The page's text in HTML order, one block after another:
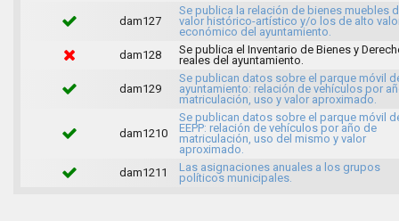
dam127
Se publica la relación de bienes muebles
valor histórico-artístico y/o los de alto
económico del ayuntamiento.
dam128
Se publica el Inventario de Bienes y
reales del ayuntamiento.
dam129
Se publican datos sobre el parque móvil
ayuntamiento: relación de vehículos por
matriculación, uso y valor aproximado.
dam1210
Se publican datos sobre el parque móvil
EEPP: relación de vehículos por año de
matriculación, uso del mismo y valor
aproximado.
dam1211
Las asignaciones anuales a los grupos
políticos municipales.